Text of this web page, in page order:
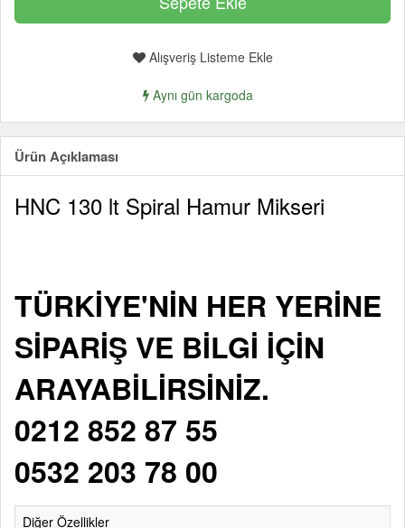
Alışveriş Listeme Ekle
Aynı gün kargoda
Ürün Açıklaması
HNC 130 lt Spiral Hamur Mikseri
TÜRKİYE'NİN HER YERİNE
SİPARİŞ VE BİLGİ İÇİN
ARAYABİLİRSİNİZ.
0212 852 87 55
0532 203 78 00
Diğer Özellikler